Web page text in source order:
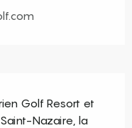
Golf Resort et
Nazaire, la